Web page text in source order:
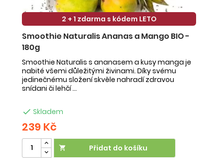
2 + 1 zdarma s kódem LETO
Smoothie Naturalis Ananas a Mango BIO -
180g
Smoothie Naturalis s ananasem a kusy manga je
nabité všemi důležitými živinami. Díky svému
jedinečnému složení skvěle nahradí zdravou
snídani či lehčí ...
 Skladem
239 Kč
 Přidat do košíku